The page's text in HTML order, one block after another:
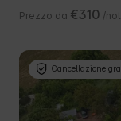
Prezzo da €310 /
Cancellazione